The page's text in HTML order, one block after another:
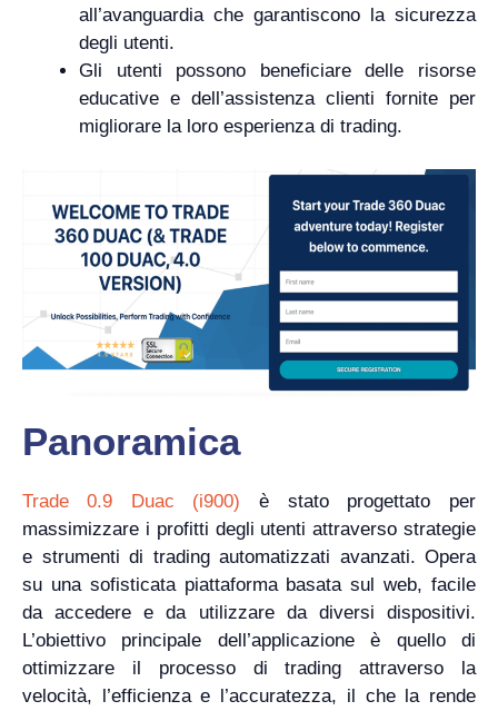
all’avanguardia che garantiscono la sicurezza
degli utenti.
Gli utenti possono beneficiare delle risorse
educative e dell’assistenza clienti fornite per
migliorare la loro esperienza di trading.
Panoramica
Trade 0.9 Duac (i900) è stato progettato per
massimizzare i profitti degli utenti attraverso strategie
e strumenti di trading automatizzati avanzati. Opera
su una sofisticata piattaforma basata sul web, facile
da accedere e da utilizzare da diversi dispositivi.
L’obiettivo principale dell’applicazione è quello di
ottimizzare il processo di trading attraverso la
velocità, l’efficienza e l’accuratezza, il che la rende